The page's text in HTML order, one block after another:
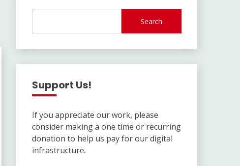
Search
Support Us!
If you appreciate our work, please
consider making a one time or recurring
donation to help us pay for our digital
infrastructure.